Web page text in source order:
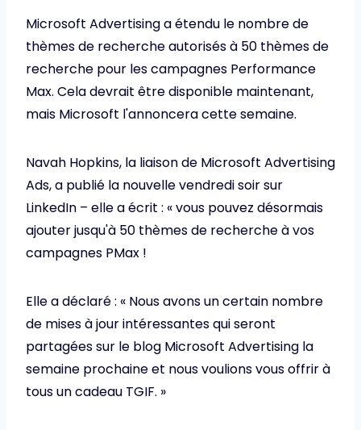
Microsoft Advertising a étendu le nombre de
thèmes de recherche autorisés à 50 thèmes de
recherche pour les campagnes Performance
Max. Cela devrait être disponible maintenant,
mais Microsoft l'annoncera cette semaine.
Navah Hopkins, la liaison de Microsoft Advertising
Ads, a publié la nouvelle vendredi soir sur
LinkedIn – elle a écrit : « vous pouvez désormais
ajouter jusqu'à 50 thèmes de recherche à vos
campagnes PMax !
Elle a déclaré : « Nous avons un certain nombre
de mises à jour intéressantes qui seront
partagées sur le blog Microsoft Advertising la
semaine prochaine et nous voulions vous offrir à
tous un cadeau TGIF. »